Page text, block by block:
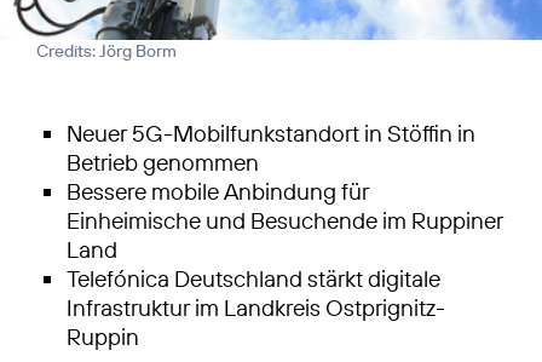
Credits: Jörg Borm
Neuer 5G-Mobilfunkstandort in Stöffin in
Betrieb genommen
Bessere mobile Anbindung für
Einheimische und Besuchende im Ruppiner
Land
Telefónica Deutschland stärkt digitale
Infrastruktur im Landkreis Ostprignitz-
Ruppin